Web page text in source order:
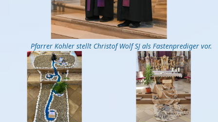
Pfarrer Kohler stellt Christof Wolf SJ als Fastenprediger vor.